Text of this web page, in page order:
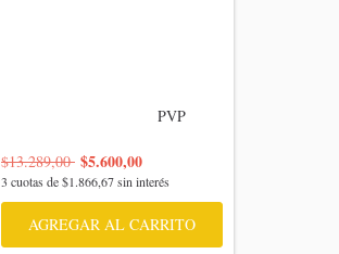
$13.289,00 $5.600,00
3 cuotas de$1.866,67sin interés
AGREGAR AL CARRITO